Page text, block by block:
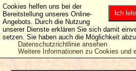
Ich
Cookies helfen uns bei der
Bereitstellung unseres Online-
Angebots. Durch die Nutzung
unserer Dienste erklären Sie sich damit
setzen. Sie haben auch die Möglichkeit
Datenschutzrichtlinie ansehen
Weitere Informationen zu Cookies und